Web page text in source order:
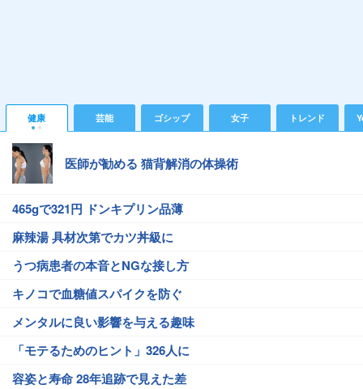
健康 芸能 ゴシップ 女子 トレンド
医師が勧める 猫背解消の体操術
465gで321円 ドンキプリン品薄
麻辣湯 具材次第でカツ丼級に
うつ病患者の本音とNGな接し方
キノコで血糖値スパイクを防ぐ
メンタルに良い影響を与える趣味
「モテるためのヒント」326人に
容姿と寿命 28年追跡で見えた差